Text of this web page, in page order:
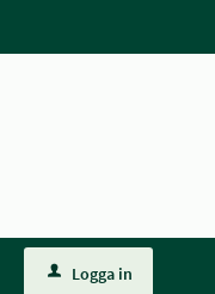
Logga in